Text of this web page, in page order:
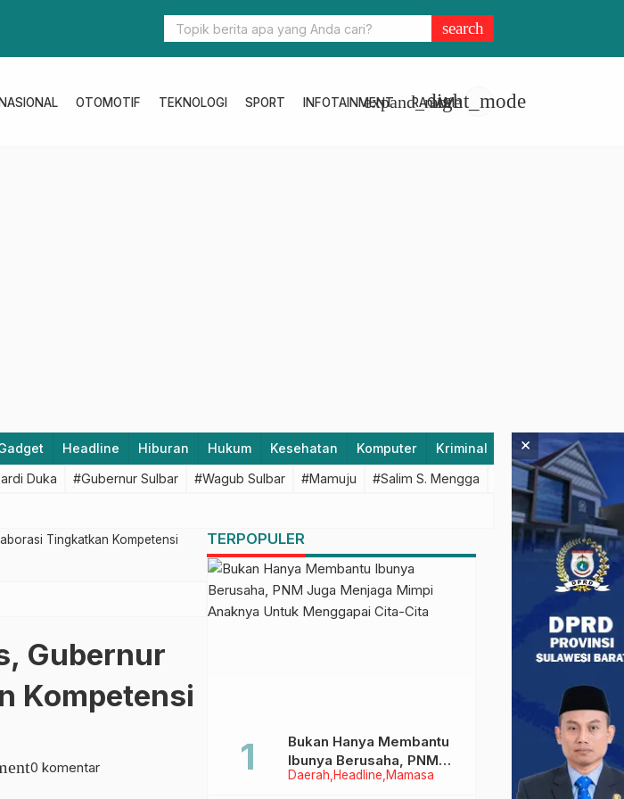
Indonesia-Turki Sepakati Sejumlah Kerja Sama di Sejumlah Bidang, Berikut
Daftarnya
search
OTOMOTIF TEKNOLOGI SPORT INFOTAINMENT RAGAM
expand_morelight_mode
Headline Hiburan Hukum Kesehatan Komputer Kriminal Lifestyle
Duka #Gubernur Sulbar #Wagub Sulbar #Mamuju #Salim S. Mengga #featured #Polda
Tingkatkan Kompetensi
Gubernur
Kompetensi
0 komentar
TERPOPULER
Daerah Headline Mamasa
Bukan Hanya Membantu
Ibunya Berusaha, PNM
Juga Menjaga Mimpi
×